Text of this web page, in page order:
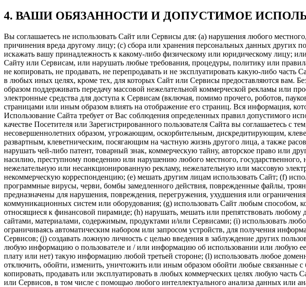
4. ВАШИ ОБЯЗАННОСТИ И ДОПУСТИМОЕ
Вы соглашаетесь не использовать Сайт или Сервисы для: (а) нарушения любого
причинения вреда другому лицу; (с) сбора или хранения персональных данных других
искажать вашу принадлежность к какому-либо физическому или юридическому лицу;
Сайту или Сервисам, или нарушать любые требования, процедуры, политику или
не копировать, не продавать, не перепродавать и не эксплуатировать какую-либо
в любых иных целях, кроме тех, для которых Сайт или Сервисы предоставляются вам.
образом поддерживать передачу массовой нежелательной коммерческой рекламы или
электронные средства для доступа к Сервисам (включая, помимо прочего, роботов,
страницами или иным образом влиять на отображение его страниц. Вся информация,
Использование Сайта требует от Вас соблюдения определенных правил допустимого
качестве Посетителя или Зарегистрированного пользователя Сайта вы соглашаетесь
несовершеннолетних образом, угрожающим, оскорбительным, дискредитирующим,
развартным, клеветническим, посягающим на частную жизнь другого лица, а также
нарушать чей-либо патент, товарный знак, коммерческую тайну, авторское право или
насилию, преступному поведению или нарушению любого местного,
нежелательную или несанкционированную рекламу, нежелательную или массовую
некоммерческую корреспонденцию; (e) мешать другим лицам использовать Сайт; (f)
программные вирусы, черви, бомбы замедленного действия, поврежденные файлы,
предназначены для нарушения, повреждения, перегружения, ухудшения или
коммуникационных систем или оборудования; (g) использовать Сайт любым способом,
относящиеся к финансовой пирамиде; (h) нарушать, мешать или препятствовать
сайтами, материалами, содержимым, продуктами и/или Сервисами; (i) использовать
ограничиваясь автоматическим набором или запросом устройств, для получения
Сервисов; (j) создавать ложную личность с целью введения в заблуждение других
любую информацию о пользователе и / или информацию об использовании или любую ее
плату или нет) такую информацию любой третьей стороне; (l) использовать любое
отключить, обойти, изменить, уничтожить или иным образом обойти любые связанные
копировать, продавать или эксплуатировать в любых коммерческих целях любую часть
или Сервисов, в том числе с помощью любого интеллектуального анализа данных или